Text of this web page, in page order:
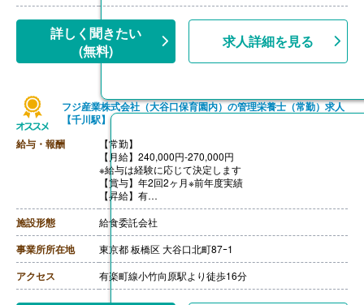
詳しく聞きたい
(無料)
求人詳細を見る
フジ産業株式会社（大谷口保育園内）の管理栄養士（常勤）求人
【千川駅】
給与・報酬
【常勤】
【月給】240,000円-270,000円
※給与は経験に応じて決定します
【賞与】年2回2ヶ月※前年度実績
【昇給】有
【交通費】あり（実費支給）
【退職金】無し
施設形態 給食委託会社
事業所所在地 東京都 板橋区 大谷口北町87ｰ1
アクセス 有楽町線小竹向原駅より徒歩16分